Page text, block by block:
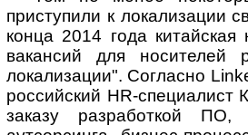
приступили к локализации
конца 2014 года
вакансий для носителей
локализации". Согласно
российский HR-специалист
заказу разработкой